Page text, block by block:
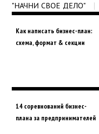
"НАЧНИ СВОЕ ДЕЛО"
Как написать бизнес-план:
схема, формат & секции
14 соревнований бизнес-
плана за предпринимателей